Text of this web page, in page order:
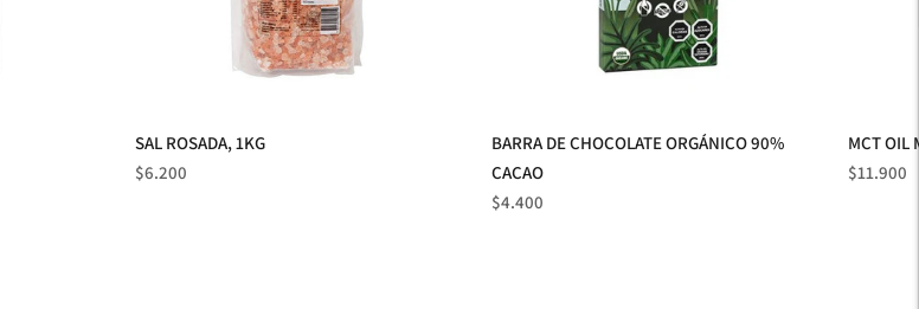
SAL ROSADA, 1KG
Precio
$6.200
BARRA DE CHOCOLATE ORGÁNICO 90%
CACAO
Precio
$4.400
MCT OIL
Precio
$11.900